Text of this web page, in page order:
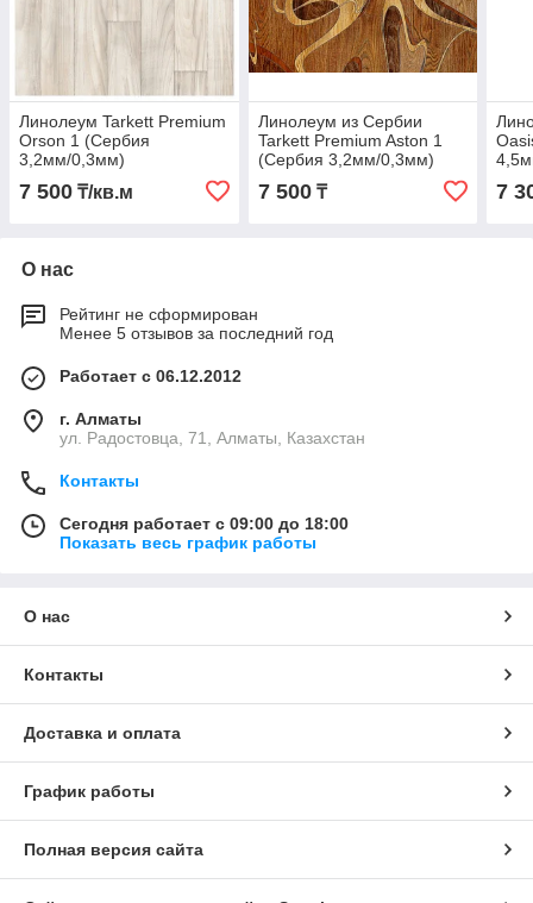
Линолеум Tarkett Premium
Orson 1 (Сербия
3,2мм/0,3мм)
7 500 ₸/кв.м
Линолеум из Сербии
Tarkett Premium Aston 1
(Сербия 3,2мм/0,3мм)
7 500₸ 7
О нас
Рейтинг не сформирован
Менее 5 отзывов за последний год
Работает с 06.12.2012
г. Алматы
ул. Радостовца, 71, Алматы, Казахстан
Контакты
Сегодня работает с 09:00 до 18:00
Показать весь график работы
О нас
Контакты
Доставка и оплата
График работы
Полная версия сайта